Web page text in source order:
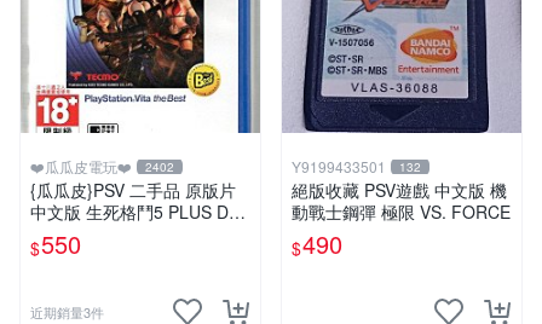
❤️瓜瓜皮電玩❤️ 2402
{瓜瓜皮}PSV 二手品 原版片
中文版 生死格鬥5 PLUS Dea
d or Alive 5(遊戲都有回收)
$550
近期銷量3件
Y9199433501 132
絕版收藏 PSV遊戲 中文版 機
動戰士鋼彈 極限 VS. FORCE
$490